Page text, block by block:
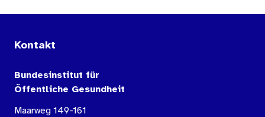
Kontakt
Bundesinstitut für
Öffentliche Gesundheit
Maarweg 149-161